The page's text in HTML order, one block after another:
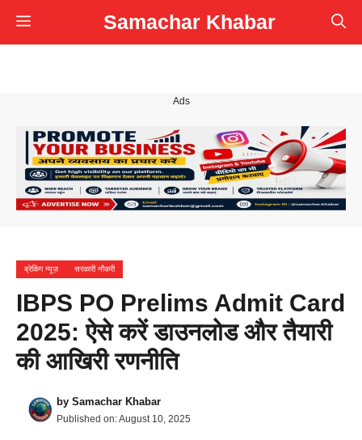
Skip
to
Samachar Khabar
Menu
Ads
ब्रेकिंग न्यूज़ सरकारी नौकरी
IBPS PO Prelims Admit Card
2025: ऐसे करें डाउनलोड और तैयारी
की आखिरी रणनीति
by Samachar Khabar
Published on:August 10, 2025